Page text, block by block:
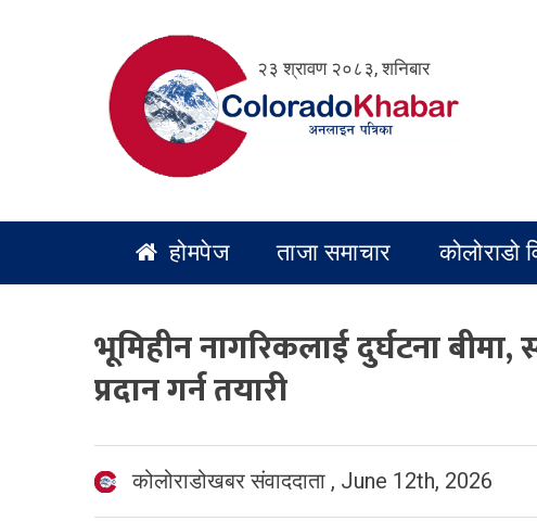
२३ श्रावण २०८३, शनिबार
होमपेज ताजा समाचार कोलोराडो
भूमिहीन नागरिकलाई दुर्घटना बीमा,
प्रदान गर्न तयारी
कोलोराडोखबर संवाददाता , June 12th, 2026